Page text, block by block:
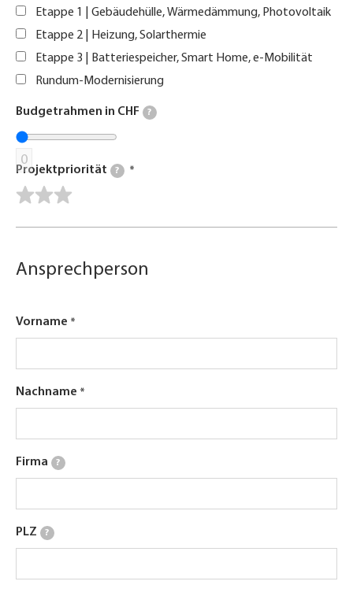
Etappe 1 | Gebäudehülle, Wärmedämmung, Photovoltaik
Etappe 2 | Heizung, Solarthermie
Etappe 3 | Batteriespeicher, Smart Home, e-Mobilität
Rundum-Modernisierung
Budgetrahmen in CHF ?
0
Projektpriorität ?
Ansprechperson
Vorname
Nachname
Firma ?
PLZ ?